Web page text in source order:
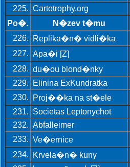
225. Cartotrophy.org
Po�.
N�zev t�mu
226.
Replika�n� vidli�ka
227. Apa�i [Z]
228. du�ou blond�nky
229.
Elinina ExKundratka
230.
Proj��ka na st�ele
231. Societas Leptonychot
232. Abfalleimer
233. Ve�ernice
234.
Krvela�n� kuny